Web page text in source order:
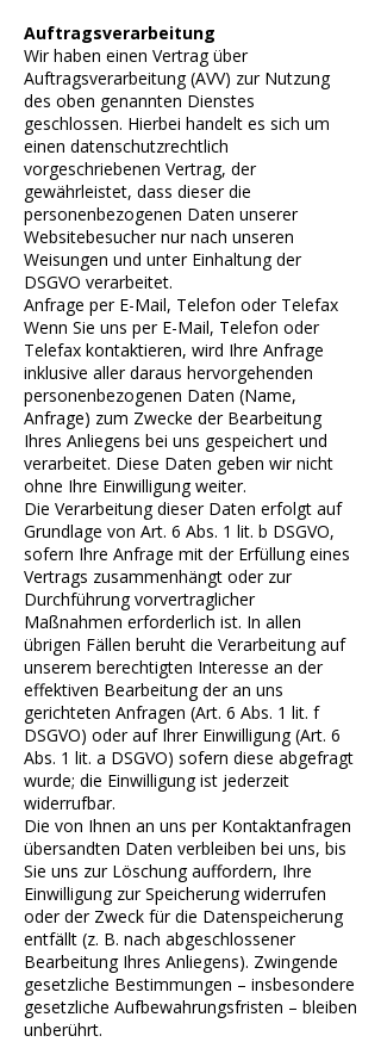
Auftragsverarbeitung
Wir haben einen Vertrag über
Auftragsverarbeitung (AVV) zur Nutzung
des oben genannten Dienstes
geschlossen. Hierbei handelt es sich um
einen datenschutzrechtlich
vorgeschriebenen Vertrag, der
gewährleistet, dass dieser die
personenbezogenen Daten unserer
Websitebesucher nur nach unseren
Weisungen und unter Einhaltung der
DSGVO verarbeitet.
Anfrage per E-Mail, Telefon oder Telefax
Wenn Sie uns per E-Mail, Telefon oder
Telefax kontaktieren, wird Ihre Anfrage
inklusive aller daraus hervorgehenden
personenbezogenen Daten (Name,
Anfrage) zum Zwecke der Bearbeitung
Ihres Anliegens bei uns gespeichert und
verarbeitet. Diese Daten geben wir nicht
ohne Ihre Einwilligung weiter.
Die Verarbeitung dieser Daten erfolgt auf
Grundlage von Art. 6 Abs. 1 lit. b DSGVO,
sofern Ihre Anfrage mit der Erfüllung eines
Vertrags zusammenhängt oder zur
Durchführung vorvertraglicher
Maßnahmen erforderlich ist. In allen
übrigen Fällen beruht die Verarbeitung auf
unserem berechtigten Interesse an der
effektiven Bearbeitung der an uns
gerichteten Anfragen (Art. 6 Abs. 1 lit. f
DSGVO) oder auf Ihrer Einwilligung (Art. 6
Abs. 1 lit. a DSGVO) sofern diese abgefragt
wurde; die Einwilligung ist jederzeit
widerrufbar.
Die von Ihnen an uns per Kontaktanfragen
übersandten Daten verbleiben bei uns, bis
Sie uns zur Löschung auffordern, Ihre
Einwilligung zur Speicherung widerrufen
oder der Zweck für die Datenspeicherung
entfällt (z. B. nach abgeschlossener
Bearbeitung Ihres Anliegens). Zwingende
gesetzliche Bestimmungen – insbesondere
gesetzliche Aufbewahrungsfristen – bleiben
unberührt.